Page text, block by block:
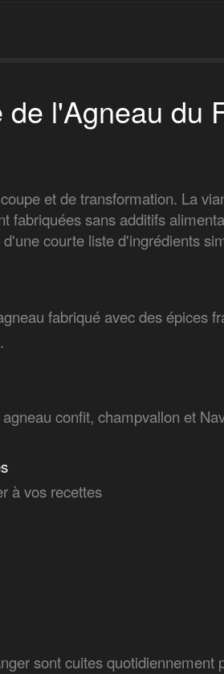
l'Agneau du
et de transformation. La
fabriquées sans additifs
courte liste d'ingrédients
fabriqué avec des épices
confit, champvallon et
à vos recettes
sont cuites